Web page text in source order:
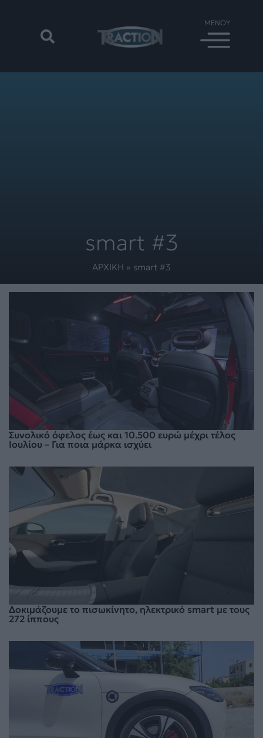
smart #3
ΑΡΧΙΚΗ » smart #3
Συνολικό όφελος έως και 10.500 ευρώ μέχρι τέλος
Ιουλίου – Για ποια μάρκα ισχύει
Δοκιμάζουμε το πισωκίνητο, ηλεκτρικό smart με τους
272 ίππους